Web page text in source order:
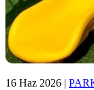
16 Haz 2026 |